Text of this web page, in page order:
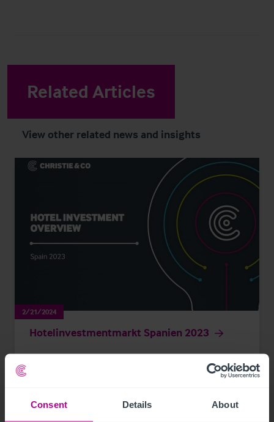
Consent Details About
Related Articles
View other related news and insights
2/21/2024
Hotelinvestmentmarkt Spanien 2023